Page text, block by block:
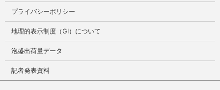
プライバシーポリシー
地理的表示制度（GI）について
泡盛出荷量データ
記者発表資料